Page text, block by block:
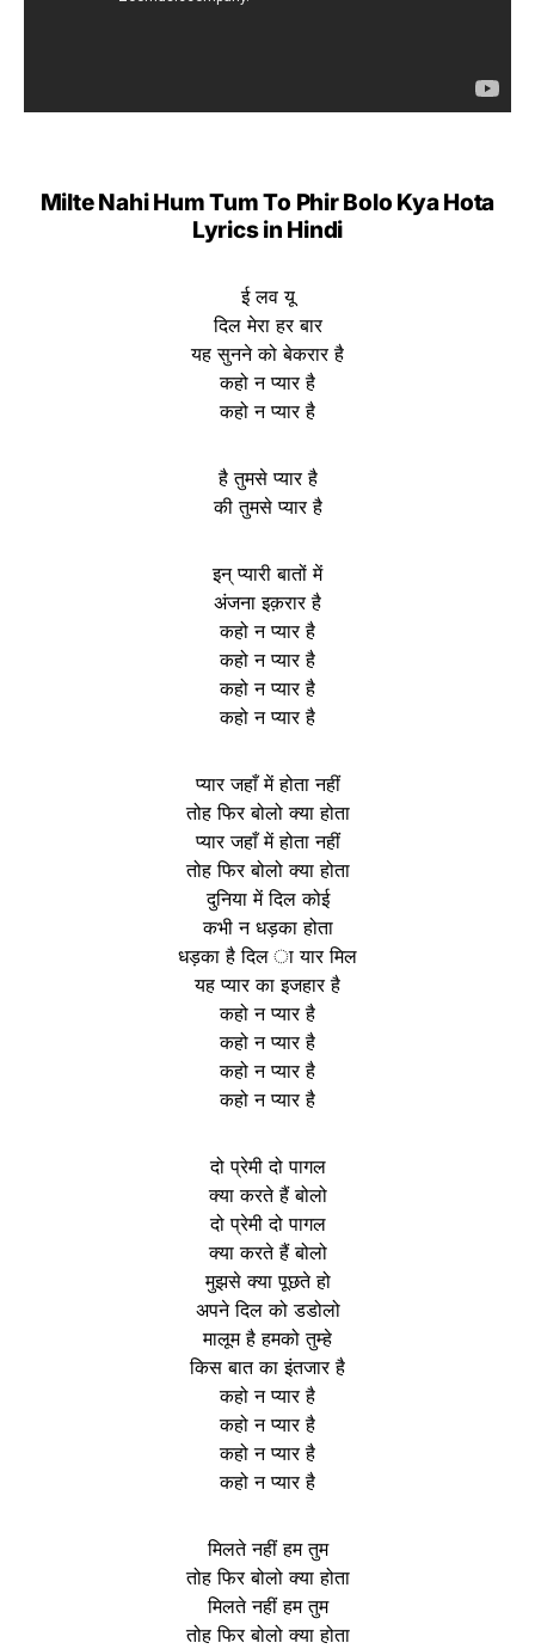
Milte Nahi Hum Tum To Phir Bolo Kya Hota
Lyrics in Hindi
ई लव यू
दिल मेरा हर बार
यह सुनने को बेकरार है
कहो न प्यार है
कहो न प्यार है
है तुमसे प्यार है
की तुमसे प्यार है
इन् प्यारी बातों में
अंजना इक़रार है
कहो न प्यार है
कहो न प्यार है
कहो न प्यार है
कहो न प्यार है
प्यार जहाँ में होता नहीं
तोह फिर बोलो क्या होता
प्यार जहाँ में होता नहीं
तोह फिर बोलो क्या होता
दुनिया में दिल कोई
कभी न धड़का होता
धड़का है दिल ा यार मिल
यह प्यार का इजहार है
कहो न प्यार है
कहो न प्यार है
कहो न प्यार है
कहो न प्यार है
दो प्रेमी दो पागल
क्या करते हैं बोलो
दो प्रेमी दो पागल
क्या करते हैं बोलो
मुझसे क्या पूछते हो
अपने दिल को डडोलो
मालूम है हमको तुम्हे
किस बात का इंतजार है
कहो न प्यार है
कहो न प्यार है
कहो न प्यार है
कहो न प्यार है
मिलते नहीं हम तुम
तोह फिर बोलो क्या होता
मिलते नहीं हम तुम
तोह फिर बोलो क्या होता